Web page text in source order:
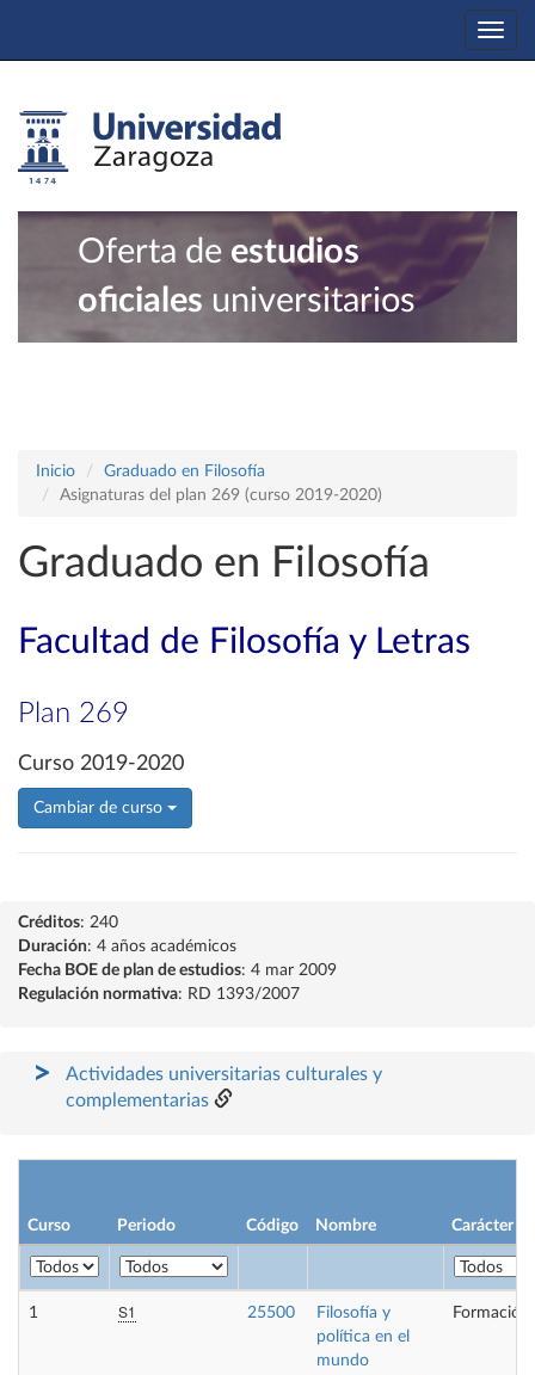
Oferta de estudios
oficiales universitarios
Inicio
Graduado en Filosofía
Asignaturas del plan 269 (curso 2019-2020)
Graduado en Filosofía
Facultad de Filosofía y Letras
Plan 269
Curso 2019-2020
Cambiar de curso
Créditos: 240
Duración: 4 años académicos
Fecha BOE de plan de estudios: 4 mar 2009
Regulación normativa: RD 1393/2007
Actividades universitarias culturales y
complementarias
Curso Periodo Código Nombre Carácter
1 S1 25500
Filosofía y
política en el
mundo
Formación